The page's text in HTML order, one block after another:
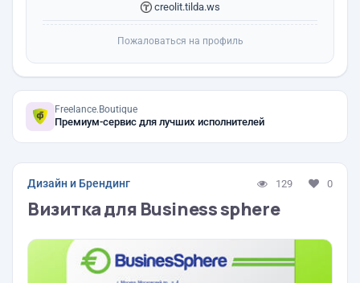
creolit.tilda.ws
Пожаловаться на профиль
Freelance.Boutique
Премиум-сервис для лучших исполнителей
Дизайн и Брендинг 129 0
Визитка для Business sphere